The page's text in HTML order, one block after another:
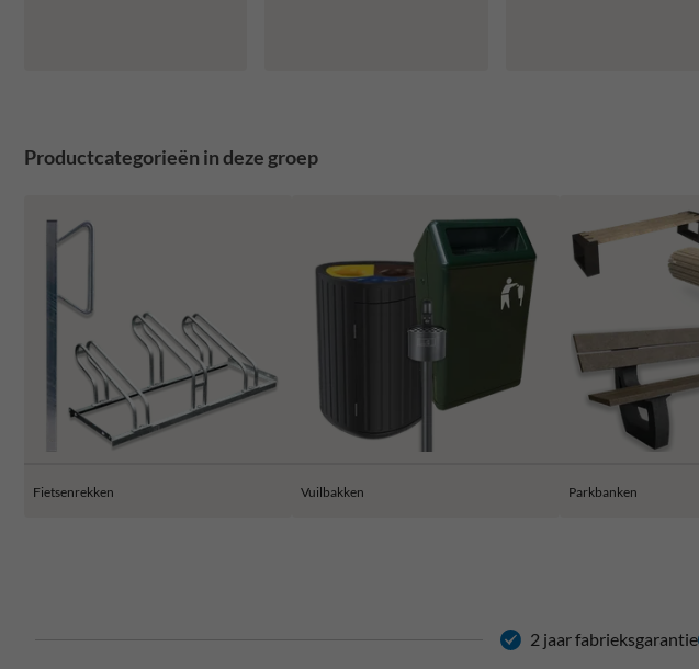
Productcategorieën in deze groep
Fietsenrekken Vuilbakken Parkbanken
2 jaar fabrieksgarantie